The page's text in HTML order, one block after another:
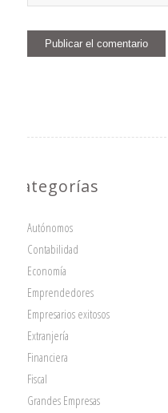
Categorías
Autónomos
Contabilidad
Economía
Emprendedores
Empresarios exitosos
Extranjería
Financiera
Fiscal
Grandes Empresas